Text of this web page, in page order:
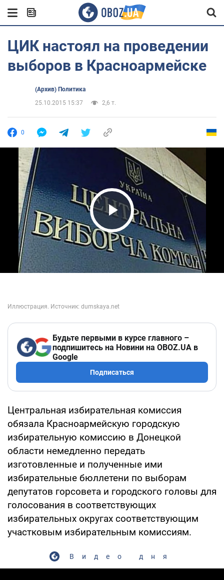
ЦИК настоял на проведении
выборов в Красноармейске
(Архив) Политика
25.10.2015 15:37
2,6 т.
0
Play Video
Будьте первыми в курсе главного –
подпишитесь на Новини на OBOZ.UA в
Google
Подписаться
Центральная избирательная комиссия
обязала Красноармейскую городскую
избирательную комиссию в Донецкой
области немедленно передать
изготовленные и полученные ими
избирательные бюллетени по выборам
депутатов горсовета и городского головы для
голосования в соответствующих
избирательных округах соответствующим
участковым избирательным комиссиям.
Видео дня